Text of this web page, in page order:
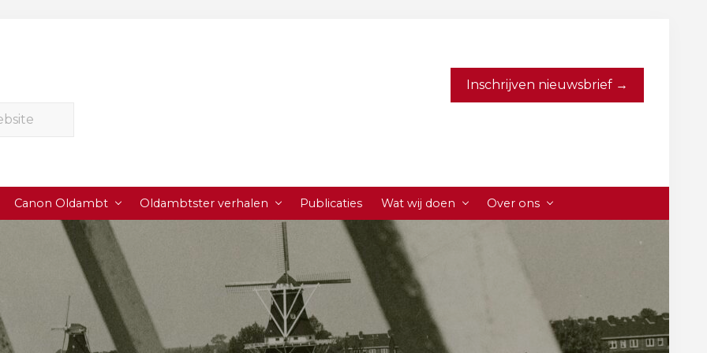
Inschrijven nieuwsbrief →
Canon Oldambt Oldambtster verhalen Publicaties Wat wij doen Over ons